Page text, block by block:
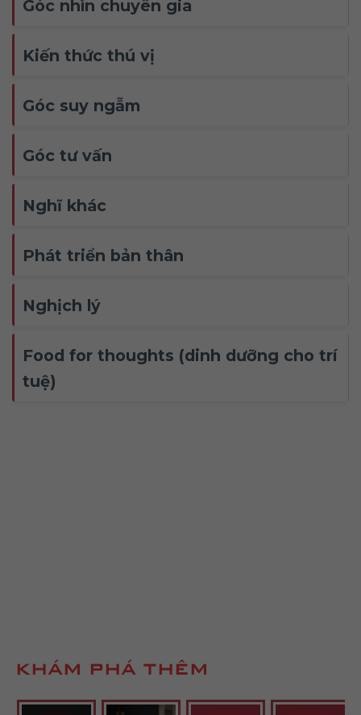
Góc nhìn chuyên gia
Kiến thức thú vị
Góc suy ngẫm
Góc tư vấn
Nghĩ khác
Phát triển bản thân
Nghịch lý
Food for thoughts (dinh dưỡng cho trí
tuệ)
KHÁM PHÁ THÊM